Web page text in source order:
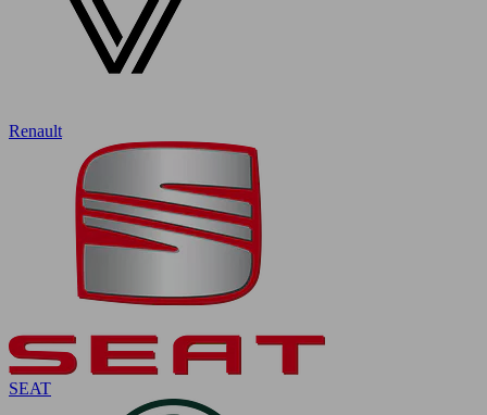
Renault
SEAT